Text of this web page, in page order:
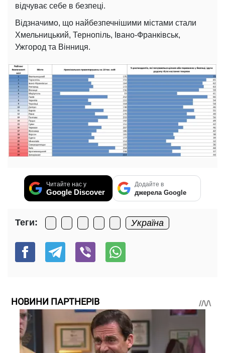
відчуває себе в безпеці.
Відзначимо, що найбезпечнішими містами стали
Хмельницький, Тернопіль, Івано-Франківськ,
Ужгород та Вінниця.
Читайте нас у
Google Discover
Додайте в
джерела Google
Теги: Україна
НОВИНИ ПАРТНЕРІВ